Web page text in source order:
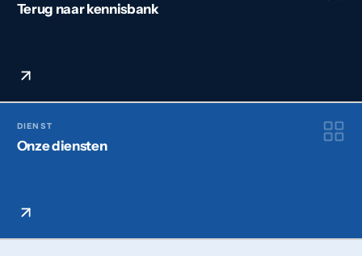
Terug naar kennisbank
DIENST
Onze diensten